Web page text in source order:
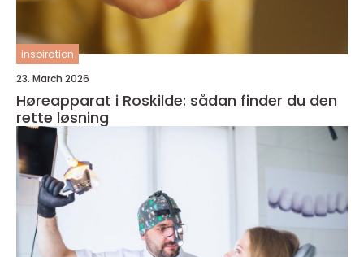
inspiration
23. March 2026
Høreapparat i Roskilde: sådan finder du den
rette løsning